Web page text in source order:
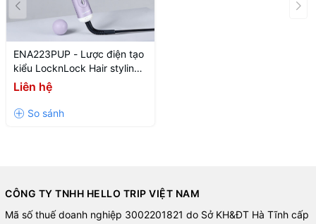
ENA223PUP - Lược điện tạo
kiểu LocknLock Hair styling
brush 220V~, 50Hz, 43W -
Màu tím
Liên hệ
CÔNG TY TNHH HELLO TRIP VIỆT NAM
Mã số thuế doanh nghiệp 3002201821 do Sở KH&ĐT Hà Tĩnh cấp